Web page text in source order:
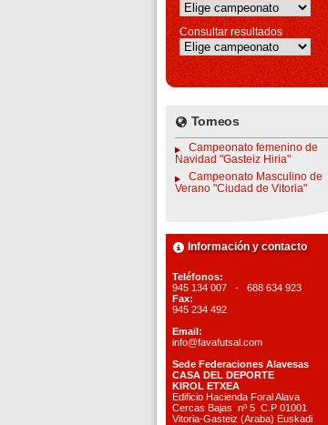
Consultar resultados
Torneos
Campeonato femenino de
Navidad "Gasteiz Hiria"
Campeonato Masculino de
Verano "Ciudad de Vitoria"
Información y contacto
Teléfonos:
945 134 007 - 688 634 923
Fax:
945 234 492
Email:
info@favafutsal.com
Sede Federaciones Alavesas
CASA DEL DEPORTE
KIROL ETXEA
Edificio Hacienda Foral Alava
Cercas Bajas nº 5 C.P 01001
Vitoria-Gasteiz (Araba) Euskadi